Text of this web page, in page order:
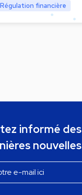
Régulation financière
informé des
nouvelles